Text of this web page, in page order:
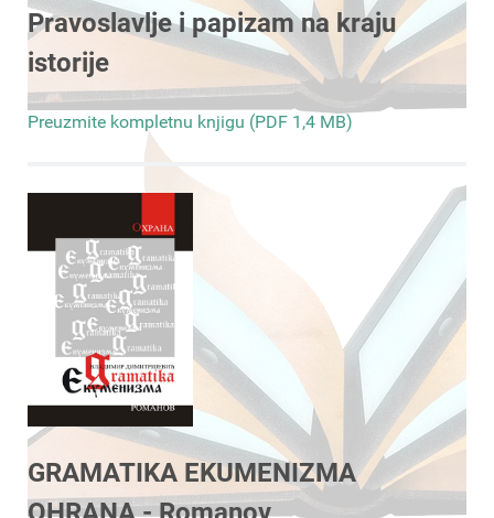
Pravoslavlje i papizam na kraju
istorije
Preuzmite kompletnu knjigu (PDF 1,4 MB)
GRAMATIKA EKUMENIZMA